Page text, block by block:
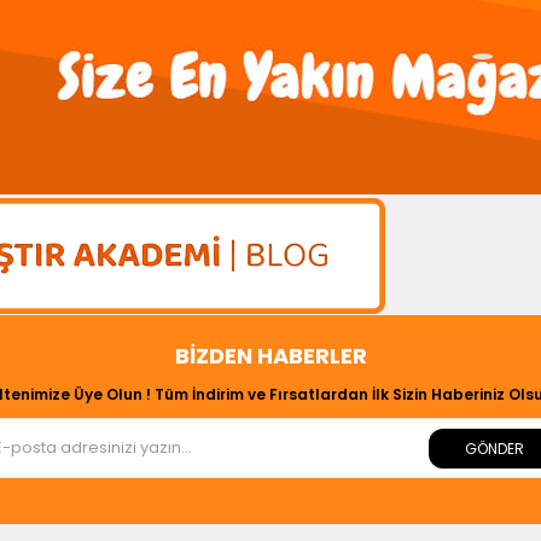
BIZDEN HABERLER
Üye Olun ! Tüm İndirim ve Fırsatlardan İlk Sizin Haberiniz
GÖNDER